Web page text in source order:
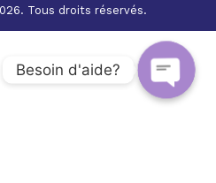
Tous droits réservés.
Besoin d'aide?
Open